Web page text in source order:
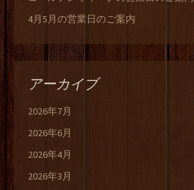
4月5月の営業日のご案内
アーカイブ
2026年7月
2026年6月
2026年4月
2026年3月